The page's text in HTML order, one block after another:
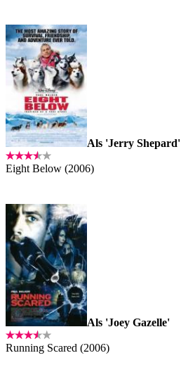
Als 'Jerry Shepard'
Eight Below (2006)
Als 'Joey Gazelle'
Running Scared (2006)